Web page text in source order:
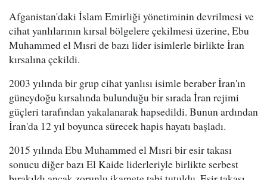
Afganistan'daki İslam Emirliği yönetiminin devrilmesi ve
cihat yanlılarının kırsal bölgelere çekilmesi üzerine, Ebu
Muhammed el Mısri de bazı lider isimlerle birlikte İran
kırsalına çekildi.
2003 yılında bir grup cihat yanlısı isimle beraber İran'ın
güneydoğu kırsalında bulunduğu bir sırada İran rejimi
güçleri tarafından yakalanarak hapsedildi. Bunun ardından
İran'da 12 yıl boyunca sürecek hapis hayatı başladı.
2015 yılında Ebu Muhammed el Mısri bir esir takası
sonucu diğer bazı El Kaide liderleriyle birlikte serbest